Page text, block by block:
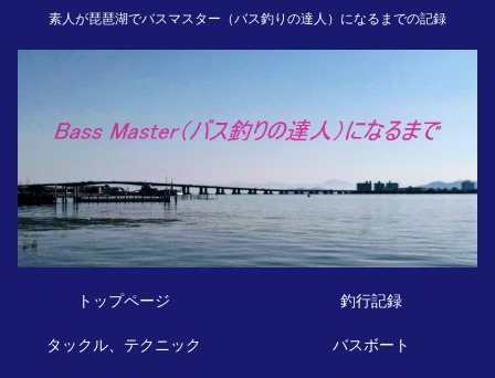
素人が琵琶湖でバスマスター（バス釣りの達人）になるまでの記録
トップページ 釣行記録
タックル、テクニック バスボート